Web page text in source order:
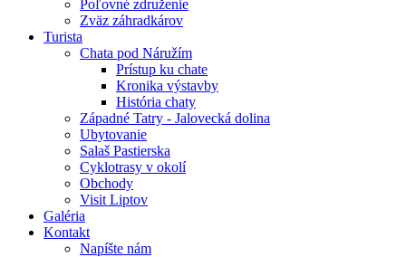
Poľovné združenie
Zväz záhradkárov
Turista
Chata pod Náružím
Prístup ku chate
Kronika výstavby
História chaty
Západné Tatry - Jalovecká dolina
Ubytovanie
Salaš Pastierska
Cyklotrasy v okolí
Obchody
Visit Liptov
Galéria
Kontakt
Napíšte nám